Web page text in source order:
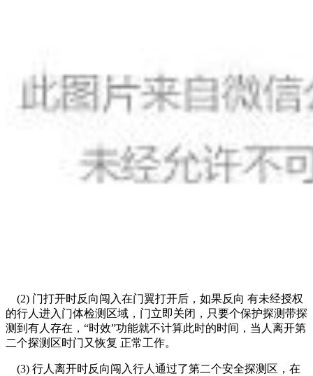
(2) 门打开时反向闯入在门翼打开后，如果反向 有未经授权
的行人进入门体检测区域，门立即关闭，只要个保护探测带探
测到有人存在，“时效”功能就不计算此时的时间，当人离开第
二个探测区时门又恢复 正常工作。
(3) 行人离开时反向闯入行人通过了第二个安全探测区，在